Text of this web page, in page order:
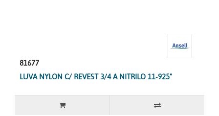
81677
LUVA NYLON C/ REVEST 3/4 A NITRILO 11-925"